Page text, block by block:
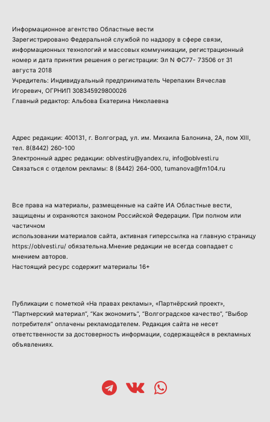
Информационное агентство Областные вести
Зарегистрировано Федеральной службой по надзору в сфере связи,
информационных технологий и массовых коммуникации, регистрационный
номер и дата принятия решения о регистрации: Эл N ФС77- 73506 от 31
августа 2018
Учредитель: Индивидуальный предприниматель Черепахин Вячеслав
Игоревич, ОГРНИП 308345929800026
Главный редактор: Альбова Екатерина Николаевна
Адрес редакции: 400131, г. Волгоград, ул. им. Михаила Балонина, 2А, пом XIII,
тел. 8(8442) 260-100
Электронный адрес редакции: oblvestiru@yandex.ru, info@oblvesti.ru
Связаться с отделом рекламы: 8 (8442) 264-000 , tumanova@fm104.ru
Все права на материалы, размещенные на сайте ИА Областные вести,
защищены и охраняются законом Российской Федерации. При полном или
частичном
использовании материалов сайта, активная гиперссылка на главную страницу
https://oblvesti.ru/ обязательна.Мнение редакции не всегда совпадает с
мнением авторов.
Настоящий ресурс содержит материалы 16+
Публикации с пометкой «На правах рекламы», «Партнёрский проект»,
“Партнерский материал”, “Как экономить”, “Волгоградское качество”, “Выбор
потребителя” оплачены рекламодателем. Редакция сайта не несет
ответственности за достоверность информации, содержащейся в рекламных
объявлениях.